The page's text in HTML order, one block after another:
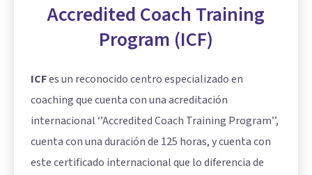
Accredited Coach Training
Program (ICF)
ICFes un reconocido centro especializado en
coaching que cuenta con una acreditación
internacional ‘’Accredited Coach Training Program’’,
cuenta con una duración de 125 horas, y cuenta con
este certificado internacional que lo diferencia de